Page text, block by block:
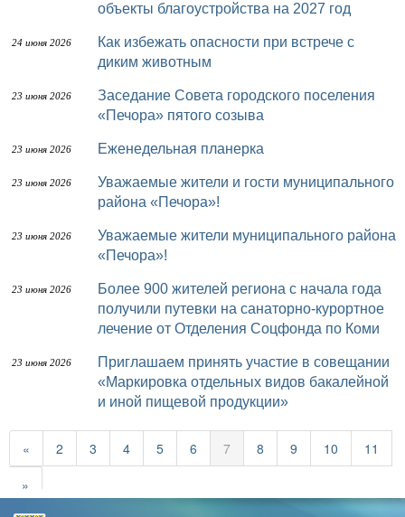
объекты благоустройства на 2027 год
24 июня 2026
Как избежать опасности при встрече с
диким животным
23 июня 2026
Заседание Совета городского поселения
«Печора» пятого созыва
23 июня 2026 Еженедельная планерка
23 июня 2026
Уважаемые жители и гости муниципального
района «Печора»!
23 июня 2026
Уважаемые жители муниципального района
«Печора»!
23 июня 2026
Более 900 жителей региона с начала года
получили путевки на санаторно-курортное
лечение от Отделения Соцфонда по Коми
23 июня 2026
Приглашаем принять участие в совещании
«Маркировка отдельных видов бакалейной
и иной пищевой продукции»
« 2 3 4 5 6 7 8 9 10
11
»